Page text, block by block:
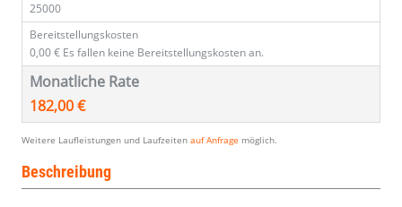
25000
Bereitstellungskosten
0,00 € Es fallen keine Bereitstellungskosten an.
Monatliche Rate
182,00 €
Weitere Laufleistungen und Laufzeiten auf Anfrage möglich.
Beschreibung